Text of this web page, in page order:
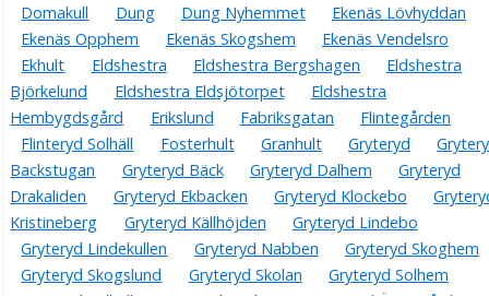
Domakull
Dung Dung Nyhemmet
Ekenäs Lövhyddan
Ekenäs Opphem
Ekenäs Skogshem
Ekenäs Vendelsro
Ekhult
Eldshestra Eldshestra Bergshagen
Eldshestra
Björkelund
Eldshestra Eldsjötorpet
Eldshestra
Hembygdsgård
Erikslund Fabriksgatan
Flintegården
Flinteryd Solhäll
Fosterhult Granhult Gryteryd
Backstugan
Gryteryd Bäck Gryteryd Dalhem
Gryteryd
Drakaliden
Gryteryd Ekbacken Gryteryd Klockebo
Kristineberg
Gryteryd Källhöjden
Gryteryd Lindebo
Gryteryd Lindekullen
Gryteryd Nabben
Gryteryd Skoghem
Gryteryd Skogslund
Gryteryd Skolan
Gryteryd Solhem